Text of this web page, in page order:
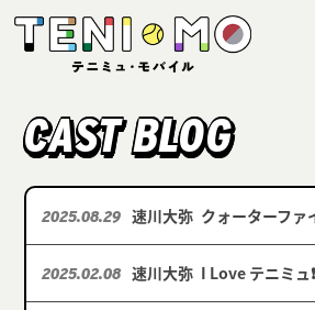
CAST BLOG
2025.08.29 速川大弥 クォーターファ
2025.02.08 速川大弥 I Love テニミュ❗️